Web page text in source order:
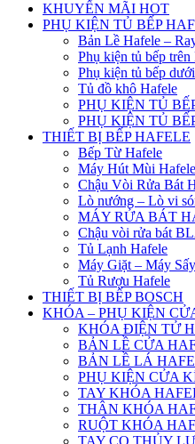
KHUYẾN MÃI HOT
PHỤ KIỆN TỦ BẾP
Bản Lề Hafele –
Phụ kiện tủ bếp trên
Phụ kiện tủ bếp
Tủ đồ khô Hafele
PHỤ KIỆN TỦ
PHỤ KIỆN TỦ
THIẾT BỊ BẾP HAFELE
Bếp Từ Hafele
Máy Hút Mùi Hafele
Chậu Vòi Rửa Bát
Lò nướng – Lò vi
MÁY RỬA BÁT
Chậu vòi rửa bát
Tủ Lạnh Hafele
Máy Giặt – Máy
Tủ Rượu Hafele
THIẾT BỊ BẾP BOSCH
KHÓA – PHỤ KIỆN
KHÓA ĐIỆN TỬ
BẢN LỀ CỬA
BẢN LỀ LÁ
PHỤ KIỆN CỬA
TAY KHÓA
THÂN KHÓA
RUỘT KHÓA
TAY CO THỦY